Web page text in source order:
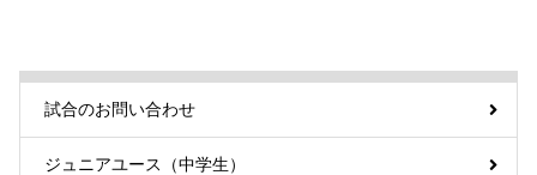
試合のお問い合わせ
ジュニアユース（中学生）